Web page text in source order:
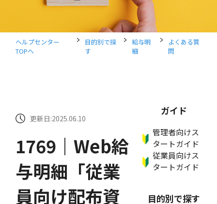
ヘルプセンター
TOPへ
>
目的別で探
す
>
給与明
細
>
よくある質
問
更新日:2025.06.10
1769｜Web給
与明細「従業
員向け配布資
ガイド
管理者向けス
タートガイド
従業員向けス
タートガイド
目的別で探す